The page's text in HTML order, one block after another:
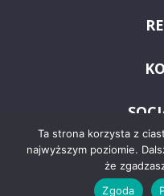
Ta strona korzysta z
najwyższym poziomie.
że
Zgoda